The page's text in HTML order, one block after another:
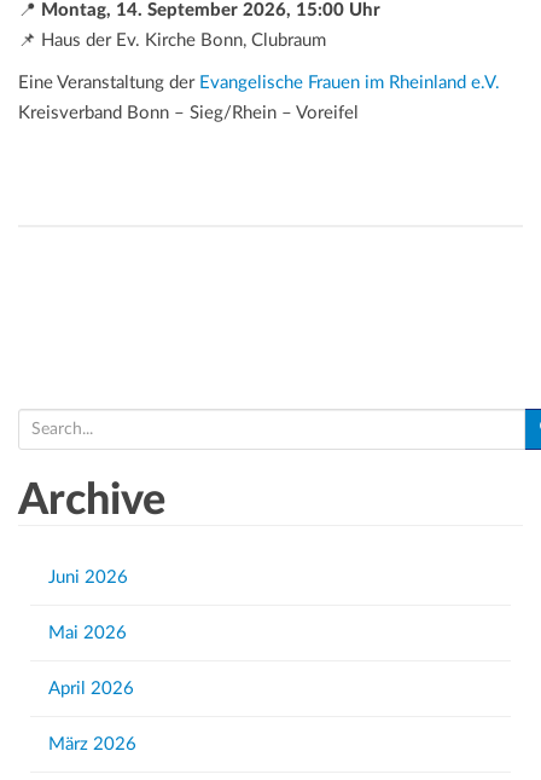
📍 Montag, 14. September 2026, 15:00 Uhr
📌 Haus der Ev. Kirche Bonn, Clubraum
Eine Veranstaltung der Evangelische Frauen im Rheinland e.V.
Kreisverband Bonn – Sieg/Rhein – Voreifel
e
rArchive
Juni 2026
Mai 2026
April 2026
März 2026